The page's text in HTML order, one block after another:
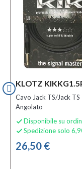
KLOTZ
Cavo Jack TS/Jack TS
Angolato
 Disponibile su
 Spedizione solo
26,50 €